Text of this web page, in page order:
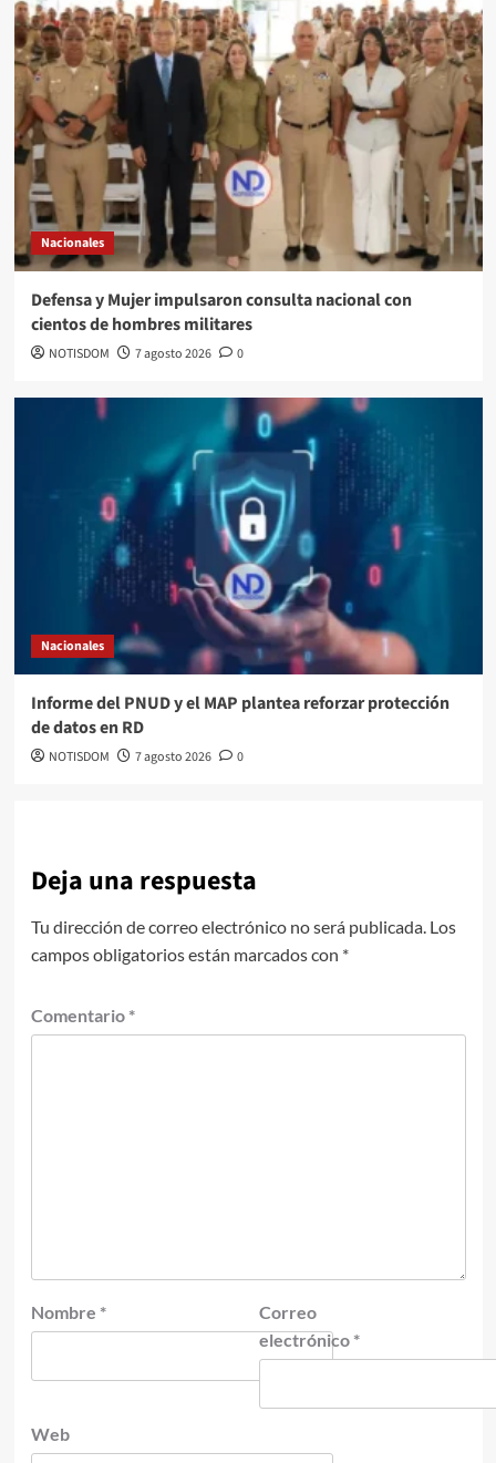
Nacionales
Defensa y Mujer impulsaron consulta nacional con
cientos de hombres militares
NOTISDOM 7 agosto 2026 0
Nacionales
Informe del PNUD y el MAP plantea reforzar protección
de datos en RD
NOTISDOM 7 agosto 2026 0
Deja una respuesta
Tu dirección de correo electrónico no será publicada. Los
campos obligatorios están marcados con *
Comentario *
Nombre *
Correo
electrónico *
Web